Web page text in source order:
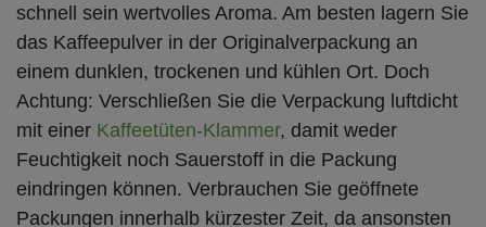
schnell sein wertvolles Aroma. Am besten lagern Sie
das Kaffeepulver in der Originalverpackung an
einem dunklen, trockenen und kühlen Ort. Doch
Achtung: Verschließen Sie die Verpackung luftdicht
mit einer Kaffeetüten-Klammer, damit weder
Feuchtigkeit noch Sauerstoff in die Packung
eindringen können. Verbrauchen Sie geöffnete
Packungen innerhalb kürzester Zeit, da ansonsten